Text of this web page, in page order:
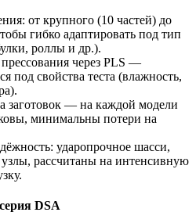
от крупного (10 частей) до
гибко адаптировать под тип
роллы и др.).
через PLS —
под свойства теста (влажность,
заготовок — на каждой модели
минимальны потери на
ударопрочное шасси,
рассчитаны на интенсивную
DSA